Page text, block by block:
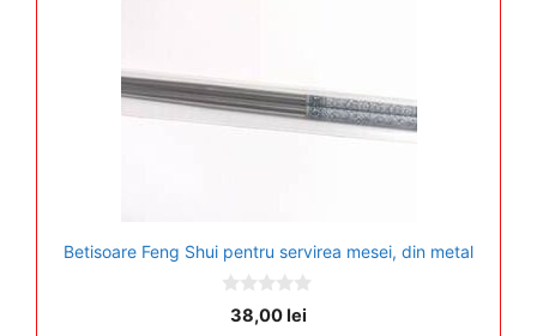
Betisoare Feng Shui pentru servirea mesei, din metal
o38,00lei